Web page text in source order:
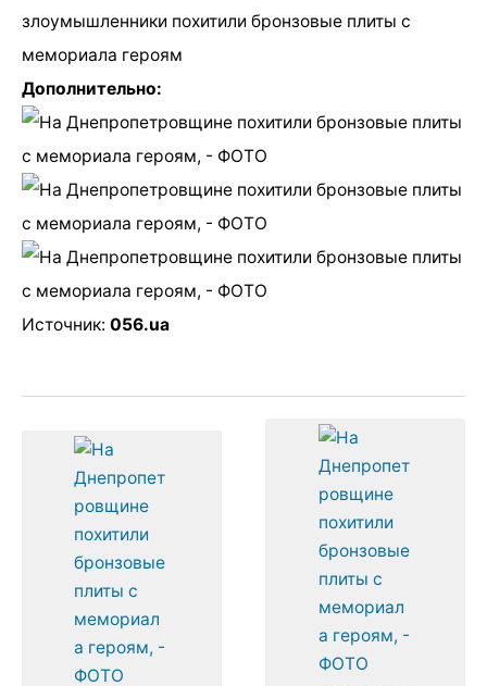
злоумышленники похитили бронзовые плиты с
мемориала героям
Дополнительно:
Источник: 056.ua